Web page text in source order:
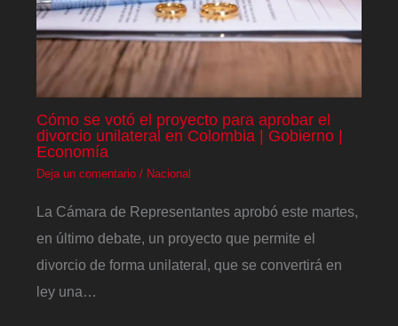
Cómo se votó el proyecto para aprobar el
divorcio unilateral en Colombia | Gobierno |
Economía
Deja un comentario / Nacional
La Cámara de Representantes aprobó este martes,
en último debate, un proyecto que permite el
divorcio de forma unilateral, que se convertirá en
ley una…